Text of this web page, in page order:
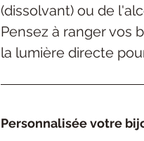
(dissolvant) ou de
Pensez à ranger vos
la lumière directe
Personnalisée votre